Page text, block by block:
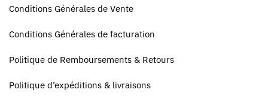
Conditions Générales de Vente
Conditions Générales de facturation
Politique de Remboursements & Retours
Politique d’expéditions & livraisons